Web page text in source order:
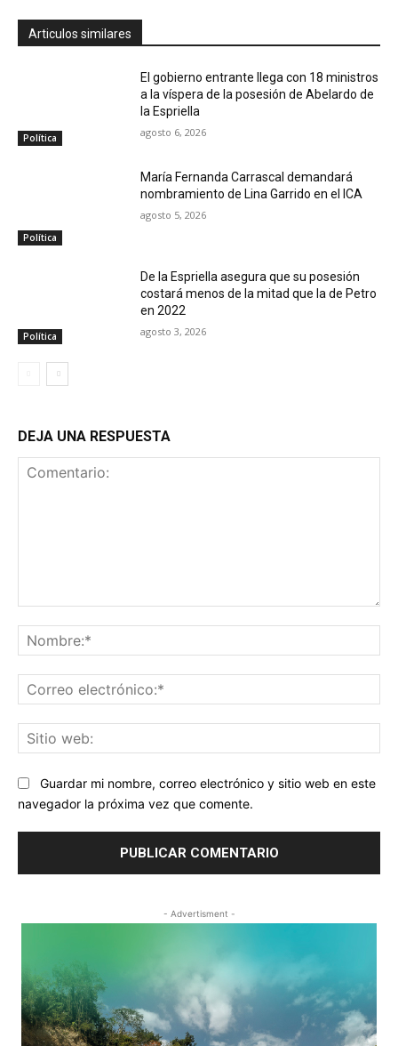
Articulos similares
Política
El gobierno entrante llega con 18 ministros
a la víspera de la posesión de Abelardo de
la Espriella
agosto 6, 2026
Política
María Fernanda Carrascal demandará
nombramiento de Lina Garrido en el ICA
agosto 5, 2026
Política
De la Espriella asegura que su posesión
costará menos de la mitad que la de Petro
en 2022
agosto 3, 2026
DEJA UNA RESPUESTA
Guardar mi nombre, correo electrónico y sitio web en este
navegador la próxima vez que comente.
- Advertisment -